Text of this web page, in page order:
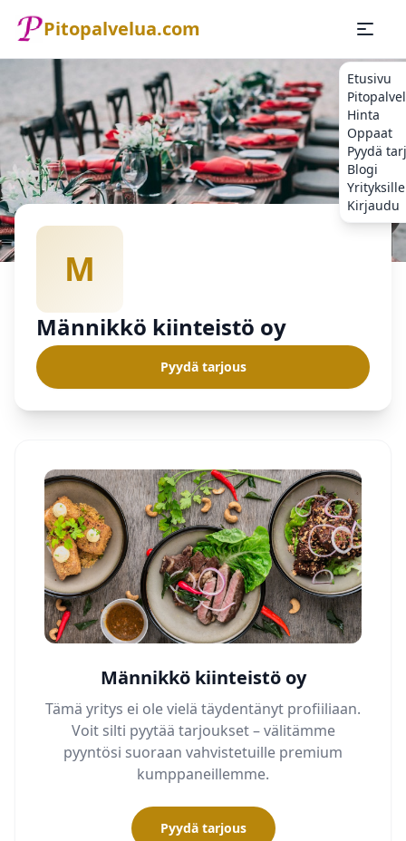
Pitopalvelua.com
Etusivu
Hinta
Oppaat
Pyydä
Blogi
Yrityksille
Kirjaudu
Etusivu
Pitopalvelu
M
Männikkö kiinteistö oy
Pyydä tarjous
Männikkö kiinteistö oy
Tämä yritys ei ole vielä täydentänyt profiiliaan.
Voit silti pyytää tarjoukset – välitämme
pyyntösi suoraan vahvistetuille premium
kumppaneillemme.
Pyydä tarjous